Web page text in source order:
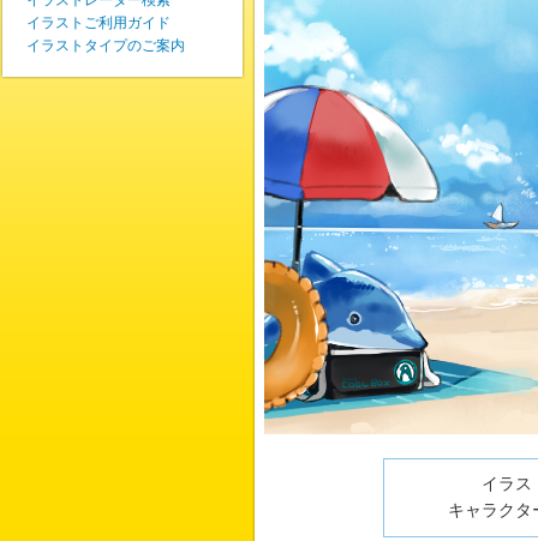
イラス
キャラクタ
イラストご利用ガイド
イラストタイプのご案内